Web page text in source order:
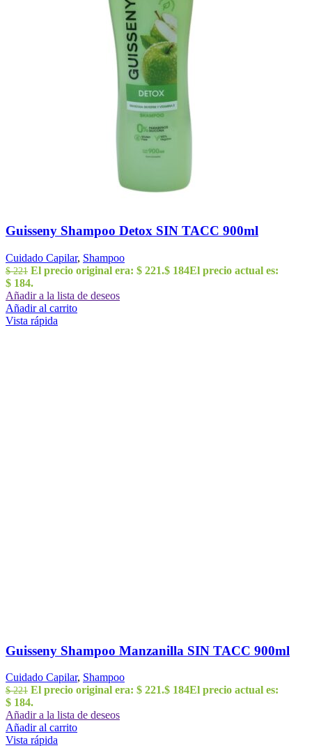
Guisseny Shampoo Detox SIN TACC 900ml
Cuidado Capilar, Shampoo
$221 El precio original era: $ 221.$ 184El precio actual es:
$ 184.
Añadir a la lista de deseos
Añadir al carrito
Vista rápida
Guisseny Shampoo Manzanilla SIN TACC 900ml
Cuidado Capilar, Shampoo
$221 El precio original era: $ 221.$ 184El precio actual es:
$ 184.
Añadir a la lista de deseos
Añadir al carrito
Vista rápida